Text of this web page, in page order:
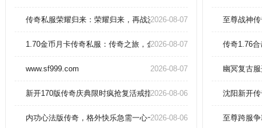
决随时都会发生的，所有的玩家都
量一番。
传奇私服荣耀归来：荣耀归来，再战沙场，谱写传奇世界的新传奇
2026-08-07
1.70金币月卡传奇私服：传奇之旅，金币月卡加速你的成长！
2026-08-07
www.sf999.com 2026-08-07
新开170版传奇庆典限时疯抢复活戒指500个
2026-08-06
内功心法版传奇，格外快乐急需一心一意包！
2026-08-06
至尊战神
传奇1.76
幽冥复古
沈阳新开
至尊跨服